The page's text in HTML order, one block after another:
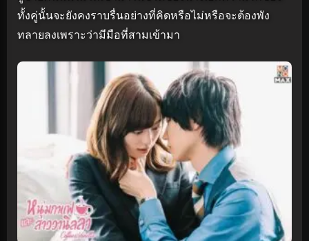
ทั้งคู่นั้นจะยังคงราบรื่นอย่างที่คิดหรือไม่หรือจะต้องพัง
ทลายลงเพราะว่ามีมือที่สามเข้ามา